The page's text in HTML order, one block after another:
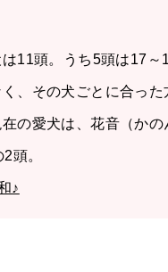
11頭。うち5頭は17
、その犬ごとに合っ
の愛犬は、花音（か
頭。
♪